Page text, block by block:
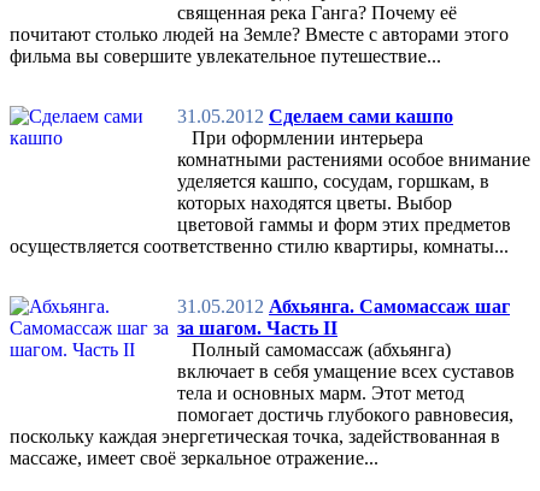
священная река Ганга? Почему её
почитают столько людей на Земле? Вместе с авторами этого
фильма вы совершите увлекательное путешествие...
31.05.2012 Сделаем сами кашпо
При оформлении интерьера
комнатными растениями особое внимание
уделяется кашпо, сосудам, горшкам, в
которых находятся цветы. Выбор
цветовой гаммы и форм этих предметов
осуществляется соответственно стилю квартиры, комнаты...
31.05.2012 Абхьянга. Самомассаж шаг
за шагом. Часть II
Полный самомассаж (абхьянга)
включает в себя умащение всех суставов
тела и основных марм. Этот метод
помогает достичь глубокого равновесия,
поскольку каждая энергетическая точка, задействованная в
массаже, имеет своё зеркальное отражение...